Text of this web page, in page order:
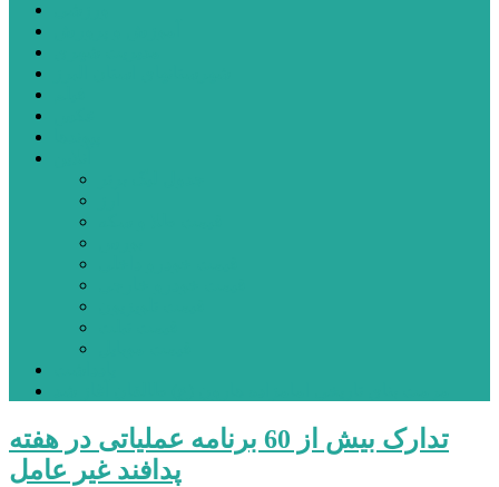
تدارک بیش از 60 برنامه عملیاتی در هفته
پدافند غیر عامل